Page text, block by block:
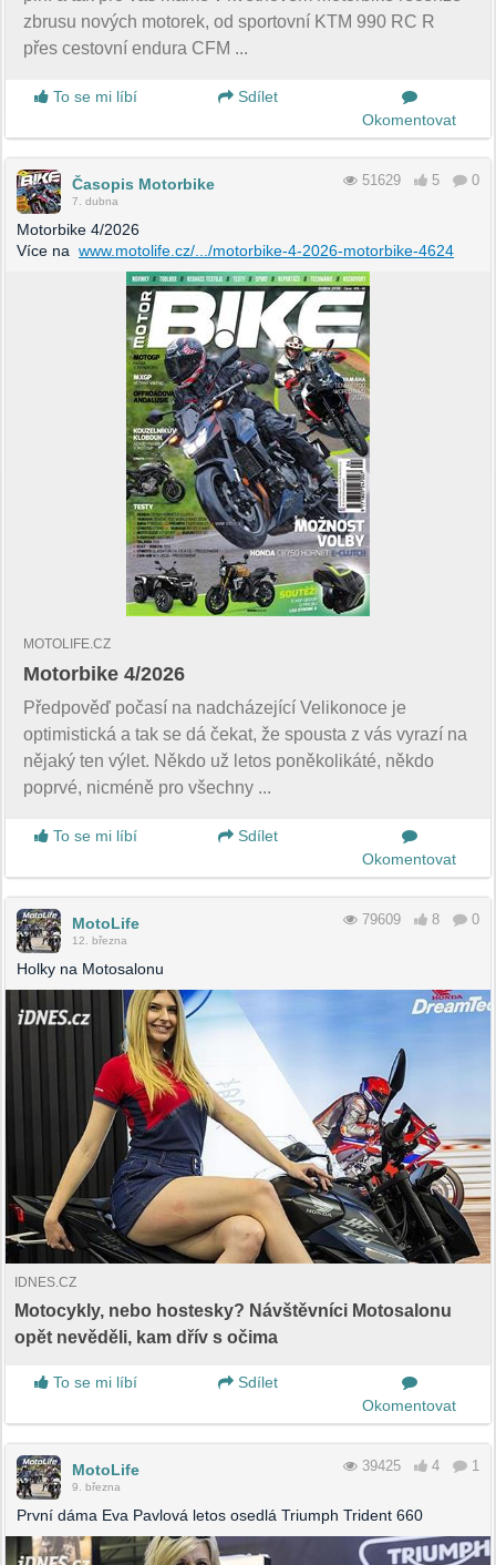
zbrusu nových motorek, od sportovní KTM 990 RC R
přes cestovní endura CFM ...
To se mi líbí
Sdílet
Okomentovat
Časopis Motorbike
7. dubna
51629 5 0
Motorbike 4/2026
Více na www.motolife.cz/.../motorbike-4-2026-motorbike-4624
MOTOLIFE.CZ
Motorbike 4/2026
Předpověď počasí na nadcházející Velikonoce je
optimistická a tak se dá čekat, že spousta z vás vyrazí na
nějaký ten výlet. Někdo už letos poněkolikáté, někdo
poprvé, nicméně pro všechny ...
To se mi líbí
Sdílet
Okomentovat
MotoLife
12. března
79609 8 0
Holky na Motosalonu
IDNES.CZ
Motocykly, nebo hostesky? Návštěvníci Motosalonu
opět nevěděli, kam dřív s očima
To se mi líbí
Sdílet
Okomentovat
MotoLife
9. března
39425 4 1
První dáma Eva Pavlová letos osedlá Triumph Trident 660